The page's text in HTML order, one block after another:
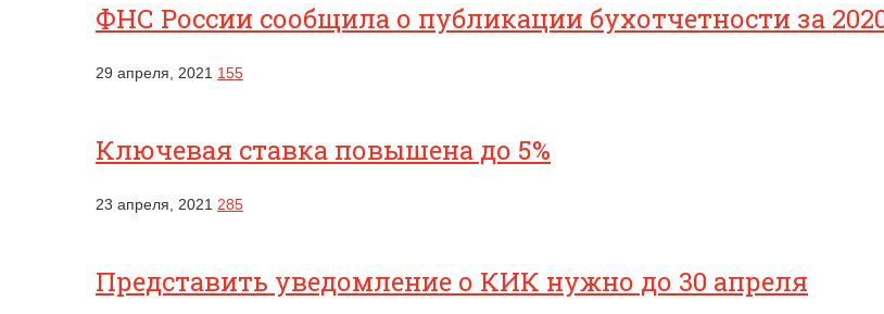
ФНС России сообщила о публикации бухотчетности за
29 апреля, 2021 155
Ключевая ставка повышена до 5%
23 апреля, 2021 285
Представить уведомление о КИК нужно до 30 апреля